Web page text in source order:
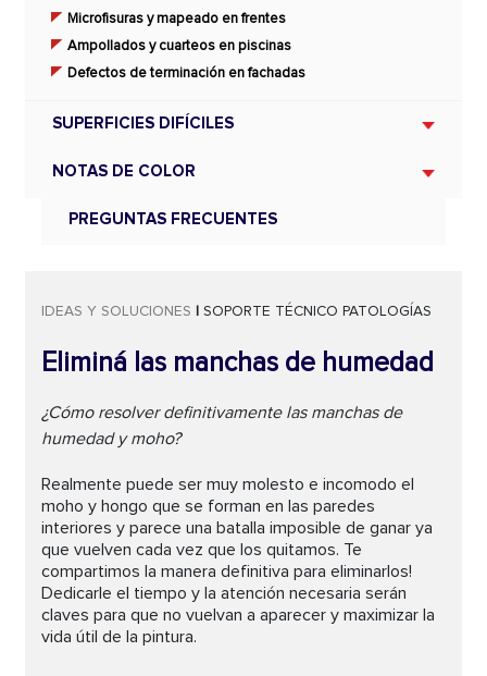
Microfisuras y mapeado en frentes
Ampollados y cuarteos en piscinas
Defectos de terminación en fachadas
SUPERFICIES DIFÍCILES
NOTAS DE COLOR
PREGUNTAS FRECUENTES
IDEAS Y SOLUCIONES | SOPORTE TÉCNICO PATOLOGÍAS
Eliminá las manchas de humedad
¿Cómo resolver definitivamente las manchas de
humedad y moho?
Realmente puede ser muy molesto e incomodo el
moho y hongo que se forman en las paredes
interiores y parece una batalla imposible de ganar ya
que vuelven cada vez que los quitamos. Te
compartimos la manera definitiva para eliminarlos!
Dedicarle el tiempo y la atención necesaria serán
claves para que no vuelvan a aparecer y maximizar la
vida útil de la pintura.